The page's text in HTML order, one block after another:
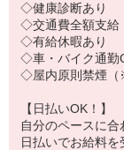
◇健康診断あり
◇交通費全額支給
◇有給休暇あり
◇車・バイク通勤
◇屋内原則禁煙（
【日払いOK！】
自分のペースに合
日払いでお給料を